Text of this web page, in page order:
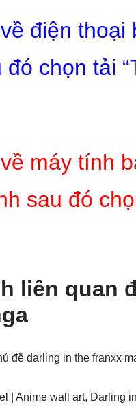
điện thoại
chọn tải
máy tính
sau đó
liên quan
đề darling in the franxx
| Anime wall art, Darling